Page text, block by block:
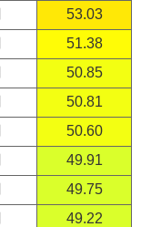
53.03
51.38
50.85
50.81
50.60
49.91
49.75
49.22